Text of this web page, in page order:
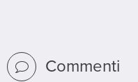
Commenti